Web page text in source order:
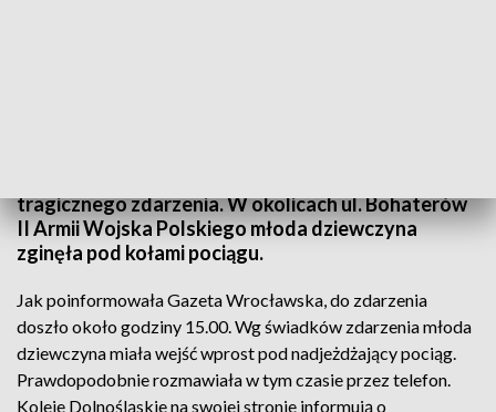
tragicznego zdarzenia. W okolicach ul. Bohaterów
II Armii Wojska Polskiego młoda dziewczyna
zginęła pod kołami pociągu.
Jak poinformowała Gazeta Wrocławska, do zdarzenia
doszło około godziny 15.00. Wg świadków zdarzenia młoda
dziewczyna miała wejść wprost pod nadjeżdżający pociąg.
Prawdopodobnie rozmawiała w tym czasie przez telefon.
Koleje Dolnośląskie na swojej stronie informują o